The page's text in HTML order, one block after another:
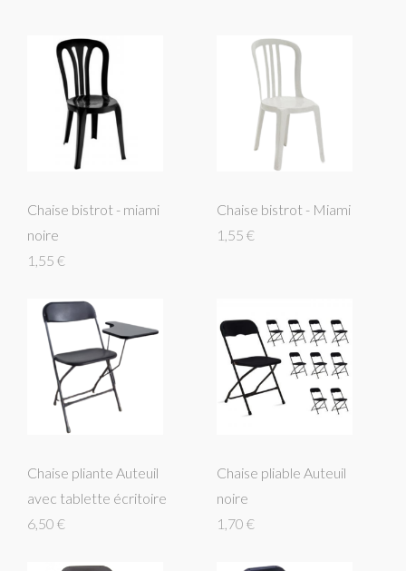
Chaise bistrot - miami
noire
1,55 €
Chaise bistrot - Miami
1,55 €
Chaise pliante Auteuil
avec tablette écritoire
6,50 €
Chaise pliable Auteuil
noire
1,70 €